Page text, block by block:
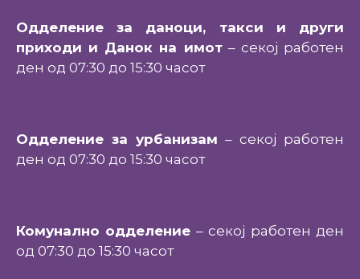
Одделение за даноци, такси и други
приходи и Данок на имот– секој работен
ден од 07:30 до 15:30 часот
Одделение за урбанизам – секој работен
ден од 07:30 до 15:30 часот
Комунално одделение – секој работен ден
од 07:30 до 15:30 часот